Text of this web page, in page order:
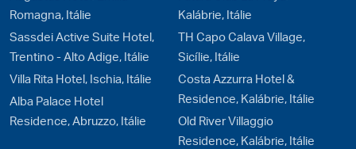
Romagna, Itálie
Sassdei Active Suite Hotel,
Trentino - Alto Adige, Itálie
Villa Rita Hotel, Ischia, Itálie
Alba Palace Hotel
Residence, Abruzzo, Itálie
Kalábrie, Itálie
TH Capo Calava Village,
Sicílie, Itálie
Costa Azzurra Hotel &
Residence, Kalábrie, Itálie
Old River Villaggio
Residence, Kalábrie, Itálie